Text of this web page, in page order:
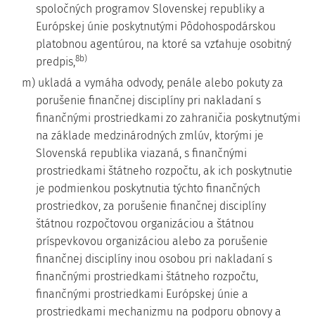
spoločných programov Slovenskej republiky a
Európskej únie poskytnutými Pôdohospodárskou
platobnou agentúrou, na ktoré sa vzťahuje osobitný
predpis,8b)
m) ukladá a vymáha odvody, penále alebo pokuty za
porušenie finančnej disciplíny pri nakladaní s
finančnými prostriedkami zo zahraničia poskytnutými
na základe medzinárodných zmlúv, ktorými je
Slovenská republika viazaná, s finančnými
prostriedkami štátneho rozpočtu, ak ich poskytnutie
je podmienkou poskytnutia týchto finančných
prostriedkov, za porušenie finančnej disciplíny
štátnou rozpočtovou organizáciou a štátnou
príspevkovou organizáciou alebo za porušenie
finančnej disciplíny inou osobou pri nakladaní s
finančnými prostriedkami štátneho rozpočtu,
finančnými prostriedkami Európskej únie a
prostriedkami mechanizmu na podporu obnovy a